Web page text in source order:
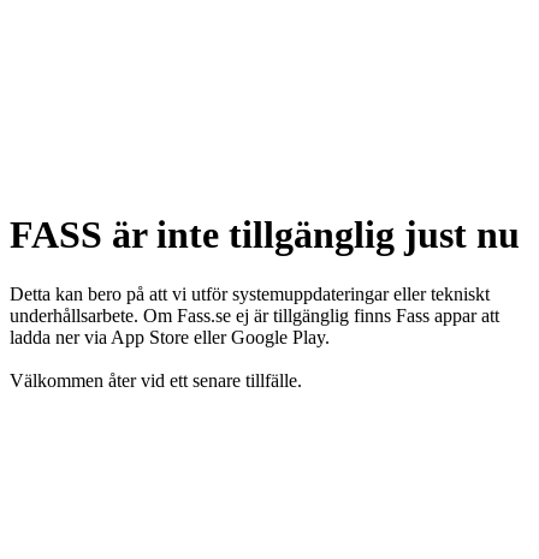
FASS är inte tillgänglig just nu
Detta kan bero på att vi utför systemuppdateringar eller tekniskt
underhållsarbete. Om Fass.se ej är tillgänglig finns Fass appar att
ladda ner via App Store eller Google Play.
Välkommen åter vid ett senare tillfälle.